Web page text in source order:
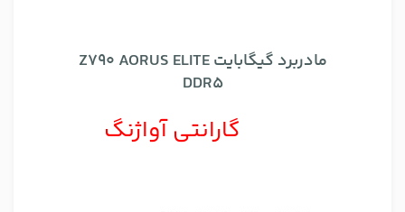
مادربرد گیگابایت Z790 AORUS ELITE
DDR5
گارانتی آواژنگ